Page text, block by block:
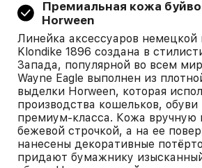
Премиальная кожа
Horween
Линейка аксессуаров немецкой
Klondike 1896 создана в
Запада, популярной во всем
Wayne Eagle выполнен из
выделки Horween, которая
производства кошельков,
премиум-класса. Кожа вручную
бежевой строчкой, а на ее
нанесены декоративные
придают бумажнику